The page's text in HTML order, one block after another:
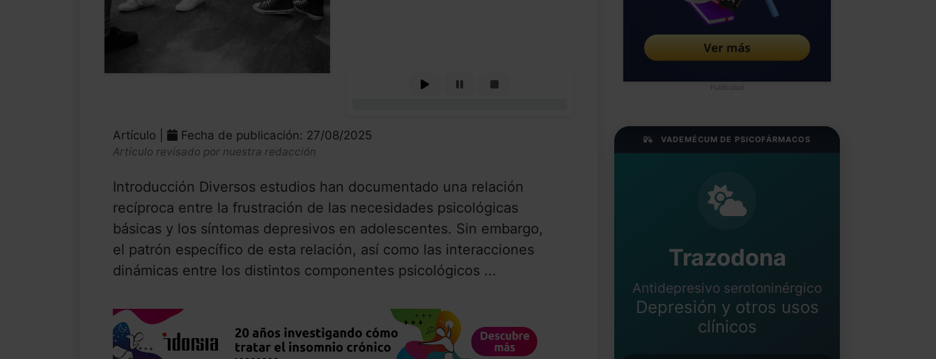
Artículo | Fecha de publicación: 27/08/2025
Artículo revisado por nuestra redacción
Introducción Diversos estudios han documentado una relación
recíproca entre la frustración de las necesidades psicológicas
básicas y los síntomas depresivos en adolescentes. Sin embargo,
el patrón específico de esta relación, así como las interacciones
dinámicas entre los distintos componentes psicológicos ...
Publicidad
VADEMÉCUM DE PSICOFÁRMACOS
Trazodona
Antidepresivo serotoninérgico
Depresión y otros usos
clínicos